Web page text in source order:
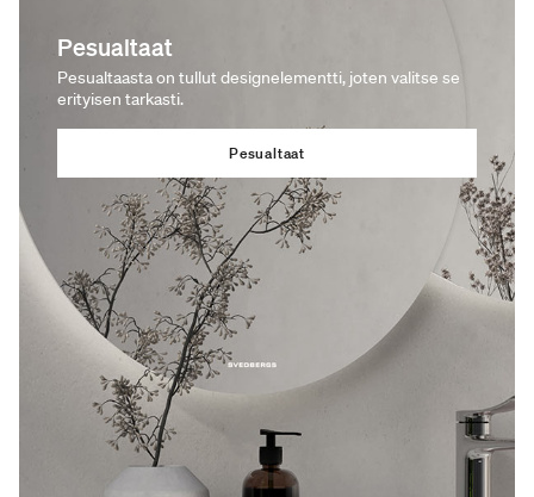
Pesualtaat
Pesualtaasta on tullut designelementti, joten valitse se
erityisen tarkasti.
Pesualtaat